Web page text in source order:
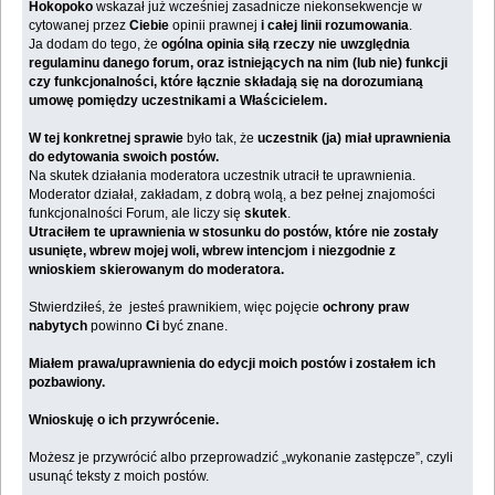
Hokopoko wskazał już wcześniej zasadnicze niekonsekwencje w
cytowanej przezCiebie opinii prawneji całej linii rozumowania.
Ja dodam do tego, żeogólna opinia siłą rzeczy nie uwzględnia
regulaminu danego forum, oraz istniejących na nim (lub nie) funkcji
czy funkcjonalności, które łącznie składają się na dorozumianą
umowę pomiędzy uczestnikami a Właścicielem.
W tej konkretnej sprawie było tak, żeuczestnik (ja) miał uprawnienia
do edytowania swoich postów.
Na skutek działania moderatora uczestnik utracił te uprawnienia.
Moderator działał, zakładam, z dobrą wolą, a bez pełnej znajomości
funkcjonalności Forum, ale liczy sięskutek.
Utraciłem te uprawnienia w stosunku do postów, które nie zostały
usunięte, wbrew mojej woli, wbrew intencjom i niezgodnie z
wnioskiem skierowanym do moderatora.
Stwierdziłeś, że jesteś prawnikiem, więc pojęcie ochrony praw
nabytych powinnoCi być znane.
Miałem prawa/uprawnienia do edycji moich postów i zostałem ich
pozbawiony.
Wnioskuję o ich przywrócenie.
Możesz je przywrócić albo przeprowadzić „wykonanie zastępcze”, czyli
usunąć teksty z moich postów.